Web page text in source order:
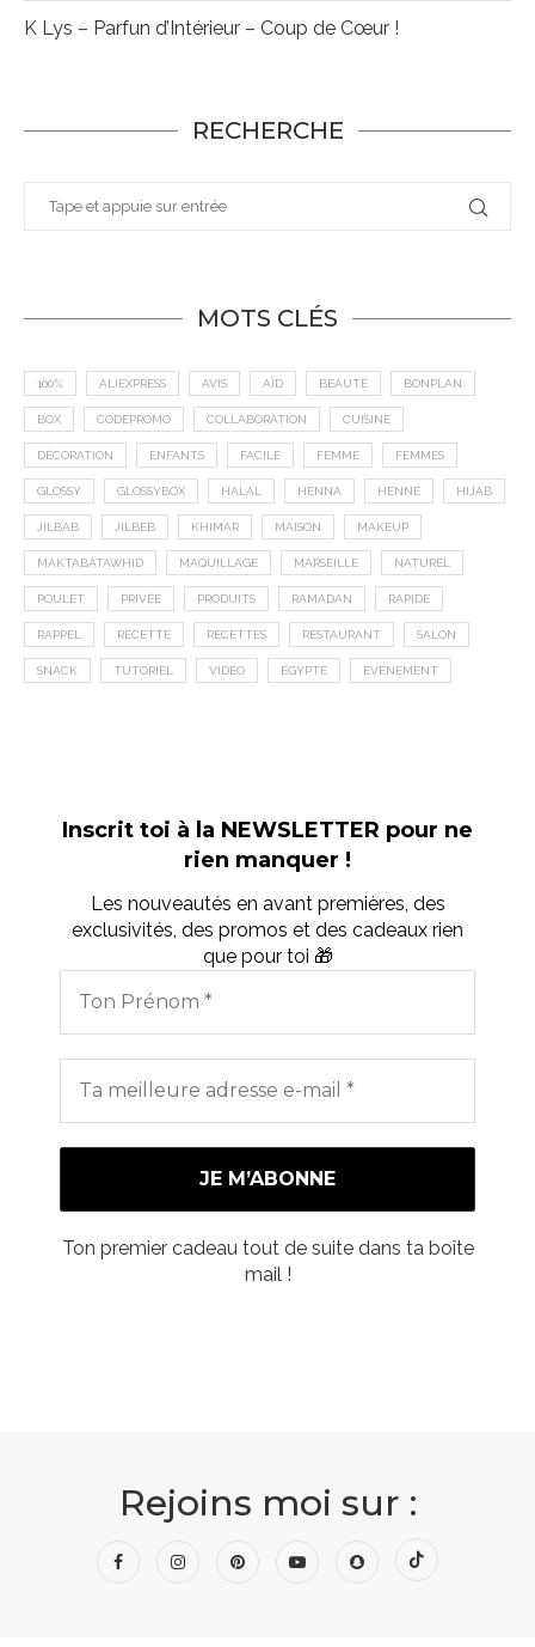
K Lys – Parfun d’Intérieur – Coup de Cœur !
RECHERCHE
MOTS CLÉS
100% ALIEXPRESS AVIS AÏD BEAUTÉ BONPLAN
BOX CODEPROMO COLLABORATION CUISINE
DÉCORATION ENFANTS FACILE FEMME FEMMES
GLOSSY GLOSSYBOX HALAL HENNA HENNÉ HIJAB
JILBAB JILBEB KHIMAR MAISON MAKEUP
MAKTABATAWHID MAQUILLAGE MARSEILLE NATUREL
POULET PRIVÉE PRODUITS RAMADAN RAPIDE
RAPPEL RECETTE RECETTES RESTAURANT SALON
SNACK TUTORIEL VIDÉO ÉGYPTE ÉVÉNEMENT
Inscrit toi à la NEWSLETTER pour ne
rien manquer !
Les nouveautés en avant premières, des
exclusivités, des promos et des cadeaux rien
que pour toi 🎁
Ton premier cadeau tout de suite dans ta boîte
mail !
Rejoins moi sur :